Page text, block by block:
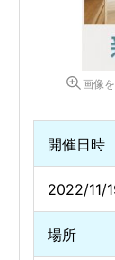
画像
開催日時
2022/11/
場所